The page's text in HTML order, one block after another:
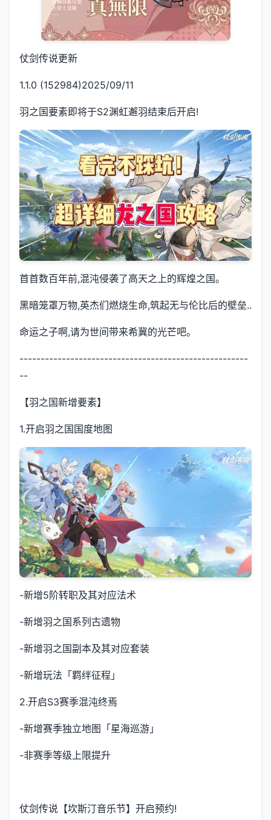
仗剑传说更新
1.1.0 (152984)2025/09/11
羽之国要素即将于S2渊虹邂羽结束后开启!
首首数百年前,混沌侵袭了高天之上的辉煌之国。
黑暗笼罩万物,英杰们燃烧生命,筑起无与伦比后的壁垒..
命运之子啊,请为世间带来希冀的光芒吧。
------------------------------------------------------
--
【羽之国新增要素】
1.开启羽之国国度地图
-新增5阶转职及其对应法术
-新增羽之国系列古遗物
-新增羽之国副本及其对应套装
-新增玩法「羁绊征程」
2.开启S3赛季混沌终焉
-新增赛季独立地图「星海巡游」
-非赛季等级上限提升
仗剑传说【坎斯汀音乐节】开启预约!